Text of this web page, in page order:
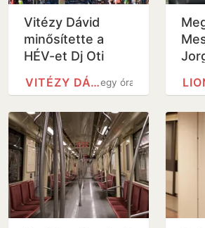
Vitézy Dávid
minősítette a
HÉV-et Dj Oti
koncertje után
egy óra
VITÉZY DÁVID